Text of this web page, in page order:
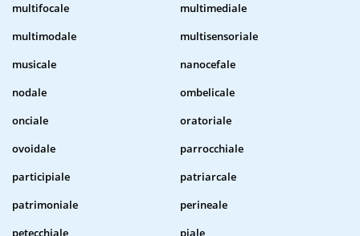
multifocale
multimediale
multimodale
multisensoriale
musicale
nanocefale
nodale
ombelicale
onciale
oratoriale
ovoidale
parrocchiale
participiale
patriarcale
patrimoniale
perineale
petecchiale
piale